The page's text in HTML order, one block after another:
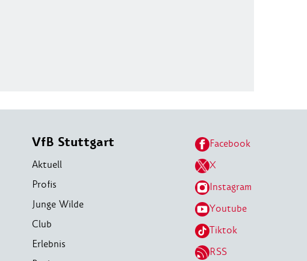
VfB Stuttgart
Aktuell
Profis
Junge Wilde
Club
Erlebnis
Facebook
X
Instagram
Youtube
Tiktok
RSS